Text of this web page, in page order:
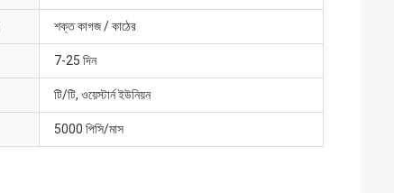
শক্ত কাগজ / কাঠের
7-25 দিন
টি/টি, ওয়েস্টার্ন ইউনিয়ন
5000 পিসি/মাস